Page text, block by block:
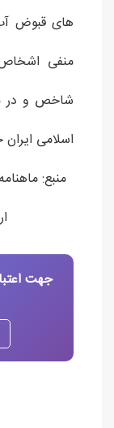
های قبوض
منفی
شاخص و در
اسلامی
منبع:
جهت